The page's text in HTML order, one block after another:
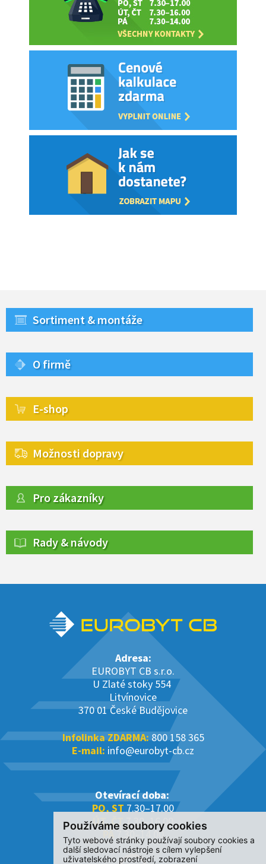
Používáme soubory cookies
Tyto webové stránky používají soubory cookies a
další sledovací nástroje s cílem vylepšení
uživatelského prostředí, zobrazení
Sortiment & montáže
O firmě
E-shop
Možnosti dopravy
Pro zákazníky
Rady & návody
Adresa:
EUROBYT CB s.r.o.
U Zlaté stoky 554
Litvínovice
370 01 České Budějovice
Infolinka ZDARMA:800 158 365
E-mail: info@eurobyt-cb.cz
Otevírací doba:
PO, ST 7.30–17.00
ÚT, ČT7.30–16.00
PÁ7.30–14.00